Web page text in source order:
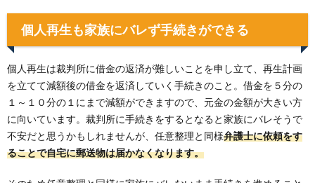
個人再生も家族にバレず手続きができる
個人再生は裁判所に借金の返済が難しいことを申し立て、再生計画
を立てて減額後の借金を返済していく手続きのこと。借金を５分の
１～１０分の１にまで減額ができますので、元金の金額が大きい方
に向いています。裁判所に手続きをするとなると家族にバレそうで
不安だと思うかもしれませんが、任意整理と同様弁護士に依頼をす
ることで自宅に郵送物は届かなくなります。